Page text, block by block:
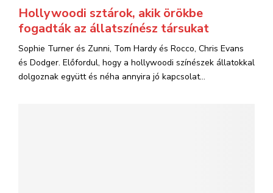
Hollywoodi sztárok, akik örökbe
fogadták az állatszínész társukat
Sophie Turner és Zunni, Tom Hardy és Rocco, Chris Evans
és Dodger. Előfordul, hogy a hollywoodi színészek állatokkal
dolgoznak együtt és néha annyira jó kapcsolat...